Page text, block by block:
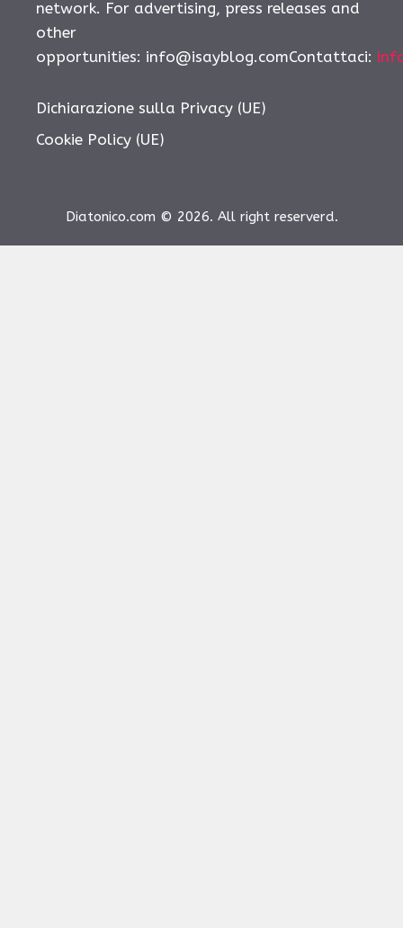
network. For advertising, press releases and
other
opportunities: info@isayblog.comContattaci:
Dichiarazione sulla Privacy (UE)
Cookie Policy (UE)
Diatonico.com © 2026. All right reserverd.